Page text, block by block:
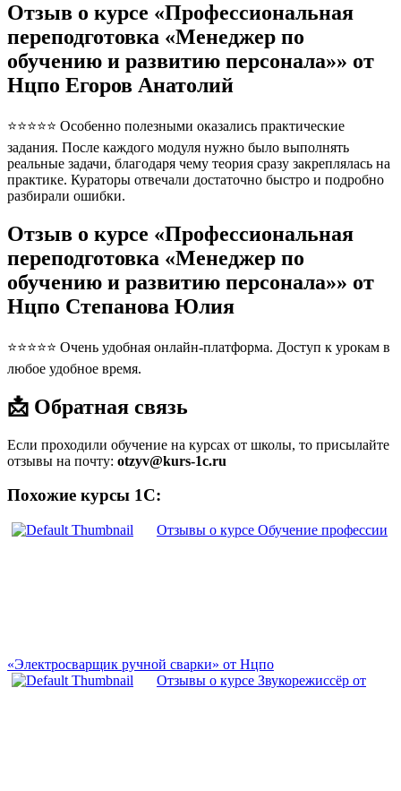
Отзыв о курсе «Профессиональная
переподготовка «Менеджер по
обучению и развитию персонала»» от
Нцпо Егоров Анатолий
⭐⭐⭐⭐⭐ Особенно полезными оказались практические
задания. После каждого модуля нужно было выполнять
реальные задачи, благодаря чему теория сразу закреплялась на
практике. Кураторы отвечали достаточно быстро и подробно
разбирали ошибки.
Отзыв о курсе «Профессиональная
переподготовка «Менеджер по
обучению и развитию персонала»» от
Нцпо Степанова Юлия
⭐⭐⭐⭐⭐ Очень удобная онлайн-платформа. Доступ к урокам в
любое удобное время.
📩 Обратная связь
Если проходили обучение на курсах от школы, то присылайте
отзывы на почту: otzyv@kurs-1c.ru
Похожие курсы 1С:
Отзывы о курсе Обучение профессии
«Электросварщик ручной сварки» от Нцпо
Отзывы о курсе Звукорежиссёр от